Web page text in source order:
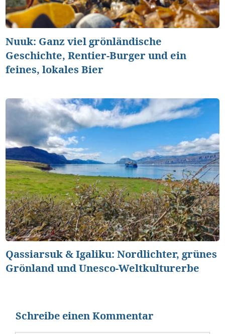
Nuuk: Ganz viel grönländische
Geschichte, Rentier-Burger und ein
feines, lokales Bier
Qassiarsuk & Igaliku: Nordlichter, grünes
Grönland und Unesco-Weltkulturerbe
Schreibe einen Kommentar